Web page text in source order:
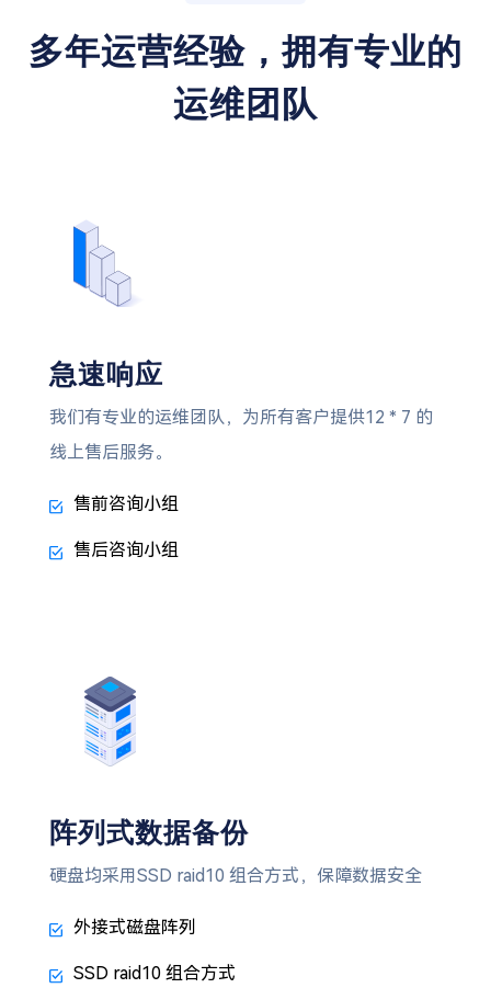
多年运营经验，拥有专业的
运维团队
急速响应
我们有专业的运维团队，为所有客户提供12 * 7 的
线上售后服务。
售前咨询小组
售后咨询小组
阵列式数据备份
硬盘均采用SSD raid10 组合方式，保障数据安全
外接式磁盘阵列
SSD raid10 组合方式